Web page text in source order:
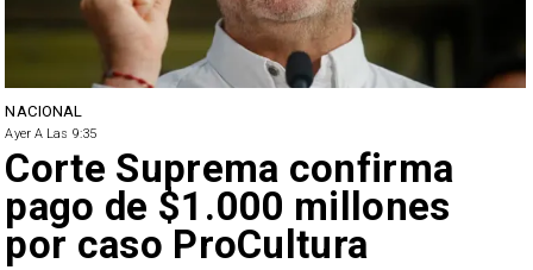
NACIONAL
Ayer A Las 9:35
Corte Suprema confirma
pago de $1.000 millones
por caso ProCultura